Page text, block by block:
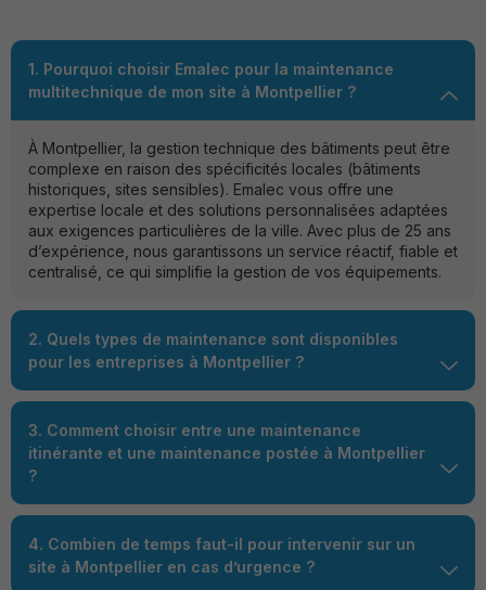
1. Pourquoi choisir Emalec pour la maintenance
multitechnique de mon site à Montpellier ?
À Montpellier, la gestion technique des bâtiments peut être
complexe en raison des spécificités locales (bâtiments
historiques, sites sensibles). Emalec vous offre une
expertise locale et des solutions personnalisées adaptées
aux exigences particulières de la ville. Avec plus de 25 ans
d’expérience, nous garantissons un service réactif, fiable et
centralisé, ce qui simplifie la gestion de vos équipements.
2. Quels types de maintenance sont disponibles
pour les entreprises à Montpellier ?
3. Comment choisir entre une maintenance
itinérante et une maintenance postée à Montpellier
?
4. Combien de temps faut-il pour intervenir sur un
site à Montpellier en cas d’urgence ?